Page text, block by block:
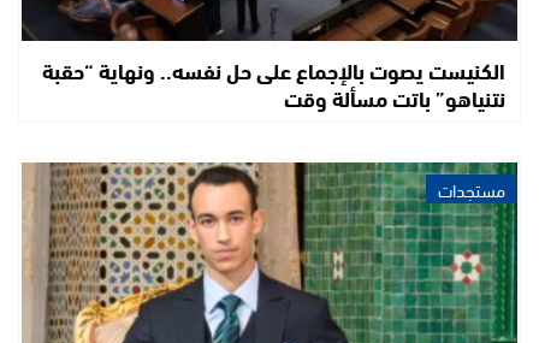
الكنيست يصوت بالإجماع على حل نفسه.. ونهاية “حقبة
نتنياهو” باتت مسألة وقت
مستجدات